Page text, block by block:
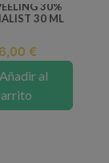
30%
30 ML
€
Añadir al